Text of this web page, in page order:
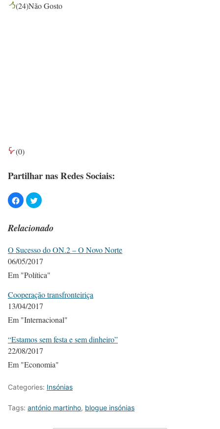
(24)Não Gosto
(0)
Partilhar nas Redes Sociais:
Relacionado
O Sucesso do ON.2 – O Novo Norte
06/05/2017
Em "Política"
Cooperação transfronteiriça
13/04/2017
Em "Internacional"
“Estamos sem festa e sem dinheiro”
22/08/2017
Em "Economia"
Categories: Insónias
Tags: antónio martinho, blogue insónias